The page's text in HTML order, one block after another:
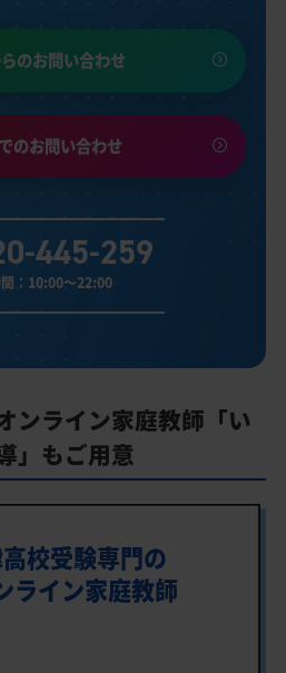
のお問い合わせ
のお問い合わせ
445-259
：10:00～22:00
ンライン家庭教師「い
」もご用意
校受験専門の
ライン家庭教師